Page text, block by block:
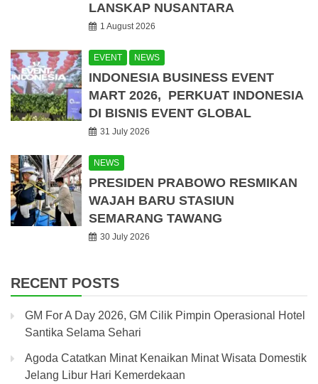
LANSKAP NUSANTARA
1 August 2026
EVENT NEWS
INDONESIA BUSINESS EVENT
MART 2026, PERKUAT INDONESIA
DI BISNIS EVENT GLOBAL
31 July 2026
NEWS
PRESIDEN PRABOWO RESMIKAN
WAJAH BARU STASIUN
SEMARANG TAWANG
30 July 2026
RECENT POSTS
GM For A Day 2026, GM Cilik Pimpin Operasional Hotel
Santika Selama Sehari
Agoda Catatkan Minat Kenaikan Minat Wisata Domestik
Jelang Libur Hari Kemerdekaan